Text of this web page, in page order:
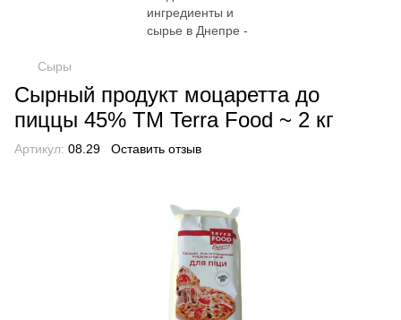
Сыры
Сырный продукт моцаретта до
пиццы 45% TM Terra Food ~ 2 кг
Артикул: 08.29 Оставить отзыв